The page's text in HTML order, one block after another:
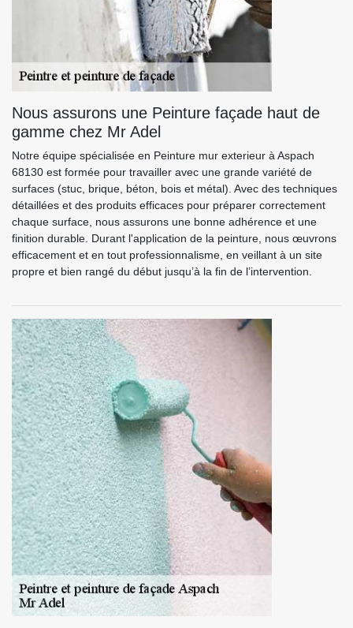
Nous assurons une Peinture façade haut de
gamme chez Mr Adel
Notre équipe spécialisée en Peinture mur exterieur à Aspach
68130 est formée pour travailler avec une grande variété de
surfaces (stuc, brique, béton, bois et métal). Avec des techniques
détaillées et des produits efficaces pour préparer correctement
chaque surface, nous assurons une bonne adhérence et une
finition durable. Durant l'application de la peinture, nous œuvrons
efficacement et en tout professionnalisme, en veillant à un site
propre et bien rangé du début jusqu’à la fin de l’intervention.